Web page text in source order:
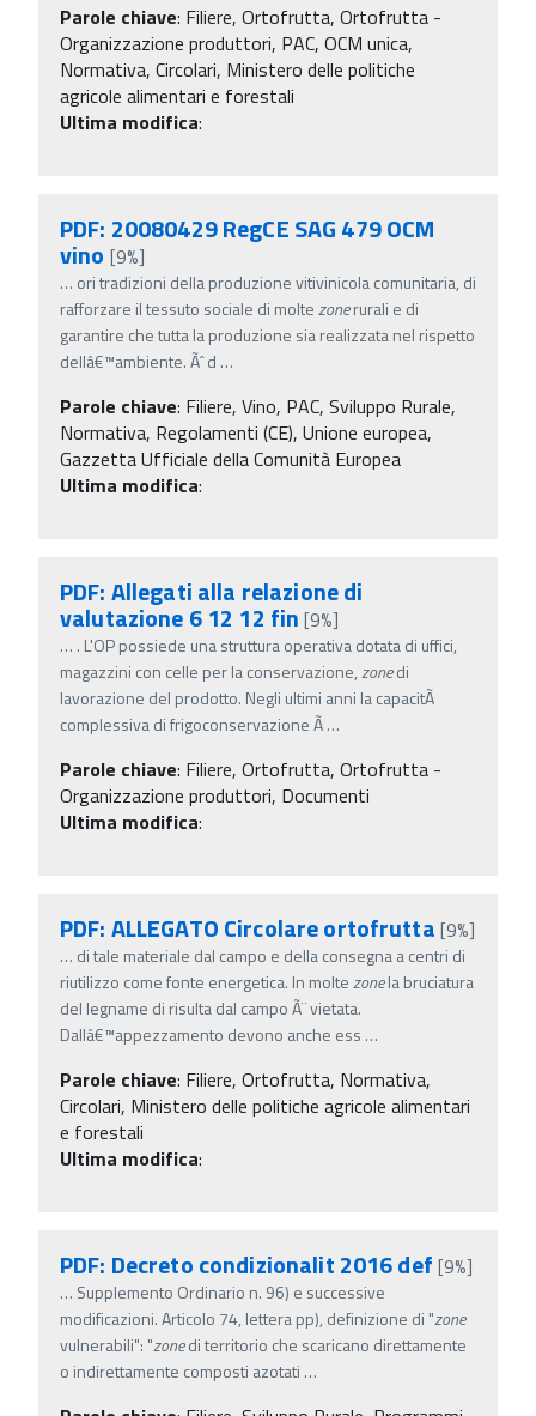
Parole chiave: Filiere, Ortofrutta, Ortofrutta -
Organizzazione produttori, PAC, OCM unica,
Normativa, Circolari, Ministero delle politiche
agricole alimentari e forestali
Ultima modifica:
PDF: 20080429 RegCE SAG 479 OCM
vino [9%]
… ori tradizioni della produzione vitivinicola comunitaria, di
rafforzare il tessuto sociale di moltezonerurali e di
garantire che tutta la produzione sia realizzata nel rispetto
dellâ€™ambiente. Ãˆ d …
Parole chiave: Filiere, Vino, PAC, Sviluppo Rurale,
Normativa, Regolamenti (CE), Unione europea,
Gazzetta Ufficiale della Comunità Europea
Ultima modifica:
PDF: Allegati alla relazione di
valutazione 6 12 12 fin [9%]
… . L'OP possiede una struttura operativa dotata di uffici,
magazzini con celle per la conservazione,zonedi
lavorazione del prodotto. Negli ultimi anni la capacitÃ
complessiva di frigoconservazione Ã…
Parole chiave: Filiere, Ortofrutta, Ortofrutta -
Organizzazione produttori, Documenti
Ultima modifica:
PDF: ALLEGATO Circolare ortofrutta [9%]
… di tale materiale dal campo e della consegna a centri di
riutilizzo come fonte energetica. In moltezonela bruciatura
del legname di risulta dal campo Ã¨ vietata.
Dallâ€™appezzamento devono anche ess …
Parole chiave: Filiere, Ortofrutta, Normativa,
Circolari, Ministero delle politiche agricole alimentari
e forestali
Ultima modifica:
PDF: Decreto condizionalit 2016 def [9%]
… Supplemento Ordinario n. 96) e successive
modificazioni. Articolo 74, lettera pp), definizione di "zone
vulnerabili": "zonedi territorio che scaricano direttamente
o indirettamente composti azotati …